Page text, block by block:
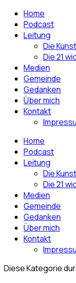
Home
Podcast
Leitung
Die
Die 21
Medien
Gemeinde
Gedanken
Über mich
Kontakt
Home
Podcast
Leitung
Die
Die 21
Medien
Gemeinde
Gedanken
Über mich
Kontakt
Diese Kategorie